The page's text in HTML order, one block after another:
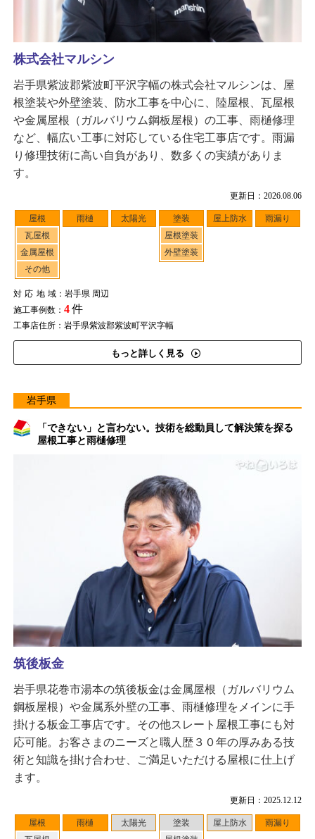
更新日：2026.08.06
屋根
瓦屋根
金属屋根
その他
雨樋 太陽光
塗装
屋根塗装
外壁塗装
屋上防水 雨漏り
対応地域：岩手県 周辺
施工事例数： 4件
工事店住所：岩手県紫波郡紫波町平沢字幅
もっと詳しく見る
株式会社マルシン
岩手県紫波郡紫波町平沢字幅の株式会社マルシンは、屋
根塗装や外壁塗装、防水工事を中心に、陸屋根、瓦屋根
や金属屋根（ガルバリウム鋼板屋根）の工事、雨樋修理
など、幅広い工事に対応している住宅工事店です。雨漏
り修理技術に高い自負があり、数多くの実績がありま
す。
岩手県
「できない」と言わない。技術を総動員して解決策を探る
屋根工事と雨樋修理
更新日：2025.12.12
屋根
雨樋 太陽光
塗装
屋上防水 雨漏り
筑後板金
岩手県花巻市湯本の筑後板金は金属屋根（ガルバリウム
鋼板屋根）や金属系外壁の工事、雨樋修理をメインに手
掛ける板金工事店です。その他スレート屋根工事にも対
応可能。お客さまのニーズと職人歴３０年の厚みある技
術と知識を掛け合わせ、ご満足いただける屋根に仕上げ
ます。